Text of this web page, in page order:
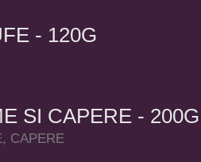
- 120G
SI CAPERE - 200G
CAPERE